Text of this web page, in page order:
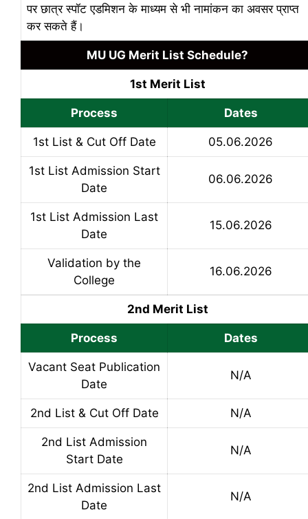
पर छात्र स्पॉट एडमिशन के माध्यम से भी नामांकन का अवसर प्राप्त
कर सकते हैं।
MU UG Merit List Schedule?
1st Merit List
Process Dates
1st List & Cut Off Date 05.06.2026
1st List Admission Start
Date
06.06.2026
1st List Admission Last
Date
15.06.2026
Validation by the
College
16.06.2026
2nd Merit List
Process Dates
Vacant Seat Publication
Date
N/A
2nd List & Cut Off Date N/A
2nd List Admission
Start Date
N/A
2nd List Admission Last
Date
N/A